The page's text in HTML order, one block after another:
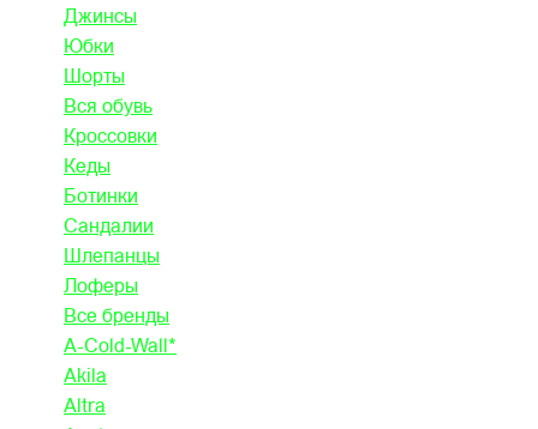
Джинсы
Юбки
Шорты
Вся обувь
Кроссовки
Кеды
Ботинки
Сандалии
Шлепанцы
Лоферы
Все бренды
A-Cold-Wall*
Akila
Altra